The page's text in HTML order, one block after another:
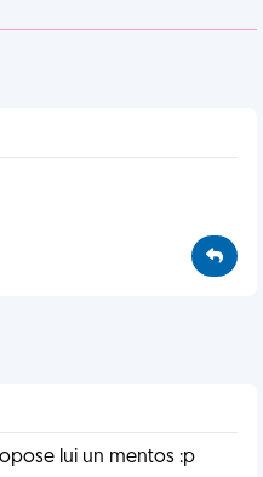
lui un mentos :p